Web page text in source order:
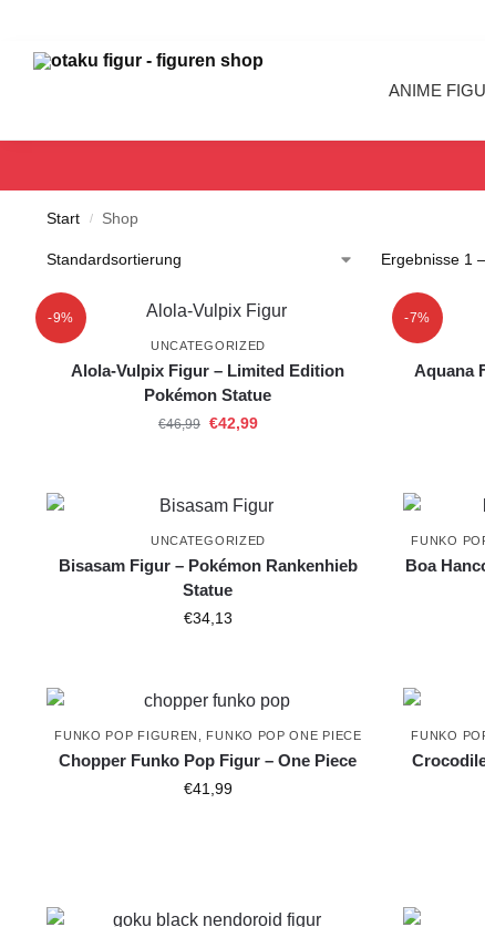
ANIME
Start / Shop
Ergebnisse 1
-9%
UNCATEGORIZED
Alola-Vulpix Figur – Limited Edition
Pokémon Statue
€46,99 €42,99
-7%
Aquana
UNCATEGORIZED
Bisasam Figur – Pokémon Rankenhieb
Statue
€34,13
FUNKO
Boa
FUNKO POP FIGUREN FUNKO POP ONE PIECE
Chopper Funko Pop Figur – One Piece
€41,99
FUNKO